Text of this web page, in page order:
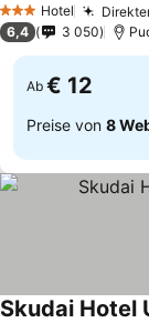
3 SterneHotel
6,4 3 050
Ab € 12
Preise von 8
Skudai Hotel